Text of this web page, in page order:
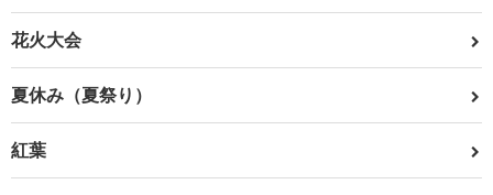
花火大会
夏休み（夏祭り）
紅葉